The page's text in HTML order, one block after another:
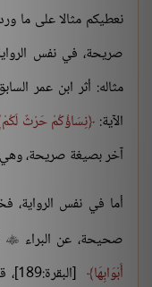
نعطيكم مثالا على ما
صريحة، في نفس
مثاله: أثر ابن عمر
الآية: نِسَاؤُكُمْ حَرْثٌ لَكُمْ
آخر بصيغة صريحة،
أما في نفس الرواية،
صحيحة، عن البراء 
أَبْوَابِهَا